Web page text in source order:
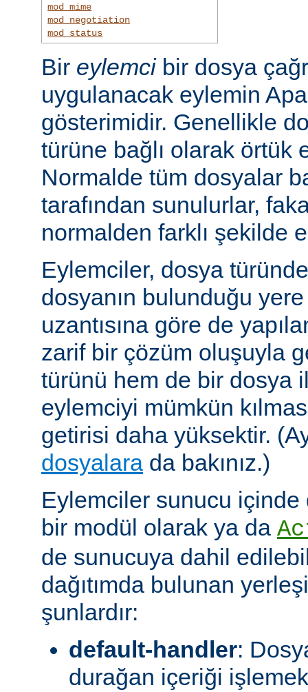
mod_mime
mod_negotiation
mod_status
Bir eylemcibir dosya
uygulanacak eylemin
gösterimidir. Genellikle
türüne bağlı olarak örtük
Normalde tüm dosyalar
tarafından sunulurlar,
normalden farklı şekilde
Eylemciler, dosya
dosyanın bulunduğu
uzantısına göre de
zarif bir çözüm oluşuyla
türünü hem de bir dosya
eylemciyi mümkün
getirisi daha yüksektir.
dosyalara da bakınız.)
Eylemciler sunucu
bir modül olarak ya da
de sunucuya dahil
dağıtımda bulunan
şunlardır:
default-handler:
durağan içeriği